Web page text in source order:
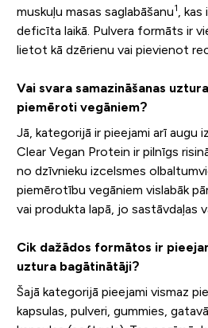
muskuļu masas saglabāšanu1
,
deficīta laikā. Pulvera formāts ir
lietot kā dzērienu vai pievienot
Vai svara samazināšanas
piemēroti vegāniem?
Jā, kategorijā ir pieejami arī augu
Clear Vegan Protein ir pilnīgs
no dzīvnieku izcelsmes
piemērotību vegāniem vislabāk
vai produkta lapā, jo sastāvdaļas
Cik dažādos formātos ir
uztura bagātinātāji?
Šajā kategorijā pieejami vismaz
kapsulas, pulveri, gummies,